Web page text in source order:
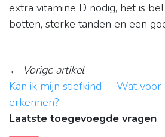
extra vitamine D nodig, het is
botten, sterke tanden en een
← Vorige artikel
Kan ik mijn stiefkind
erkennen?
Wat voor
Laatste toegevoegde vragen